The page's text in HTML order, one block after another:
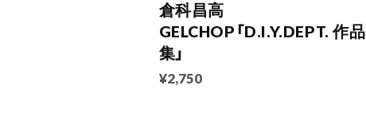
倉科昌高
GELCHOP「D.I.Y.DEPT. 作品
集」
¥2,750